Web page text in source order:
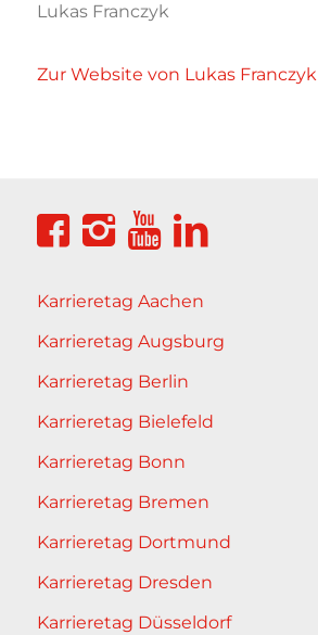
Lukas Franczyk
Zur Website von Lukas Franczyk
Karrieretag Aachen
Karrieretag Augsburg
Karrieretag Berlin
Karrieretag Bielefeld
Karrieretag Bonn
Karrieretag Bremen
Karrieretag Dortmund
Karrieretag Dresden
Karrieretag Düsseldorf